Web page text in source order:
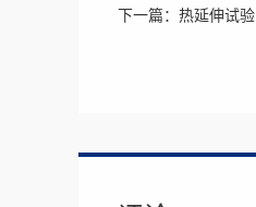
下一篇：热延伸试验